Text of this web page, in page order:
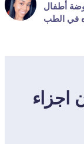
أطفال
في الطب